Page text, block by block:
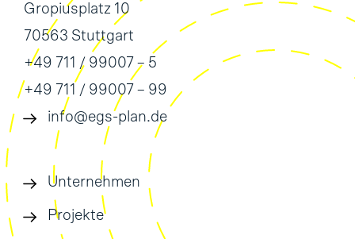
Gropiusplatz 10
70563 Stuttgart
+49 711 / 99007 – 5
+49 711 / 99007 – 99
info@egs-plan.de
Unternehmen
Projekte